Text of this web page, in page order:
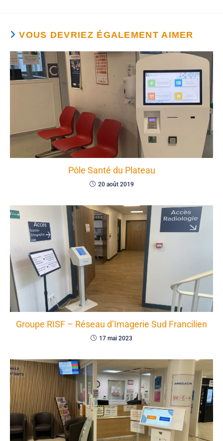
VOUS DEVRIEZ ÉGALEMENT AIMER
Pôle Santé du Plateau
20 août 2019
Groupe RISF – Réseau d’Imagerie Sud Francilien
17 mai 2023